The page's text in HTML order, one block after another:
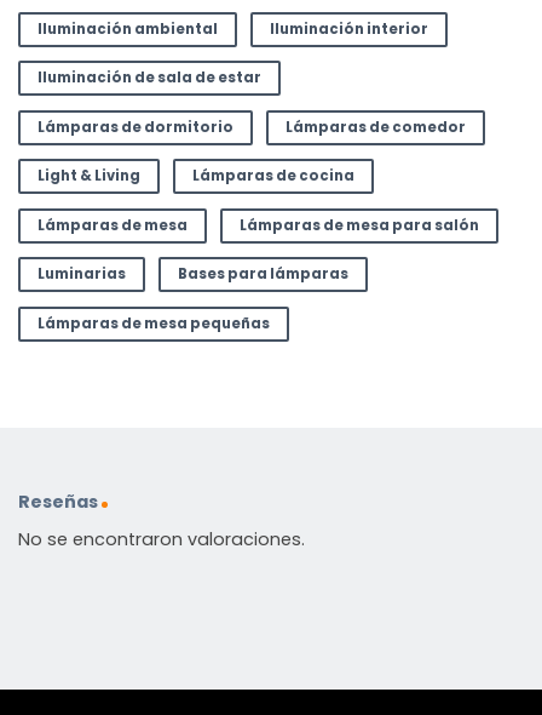
Iluminación ambiental Iluminación interior
Iluminación de sala de estar
Lámparas de dormitorio Lámparas de comedor
Light & Living Lámparas de cocina
Lámparas de mesa Lámparas de mesa para salón
Luminarias Bases para lámparas
Lámparas de mesa pequeñas
Reseñas
No se encontraron valoraciones.